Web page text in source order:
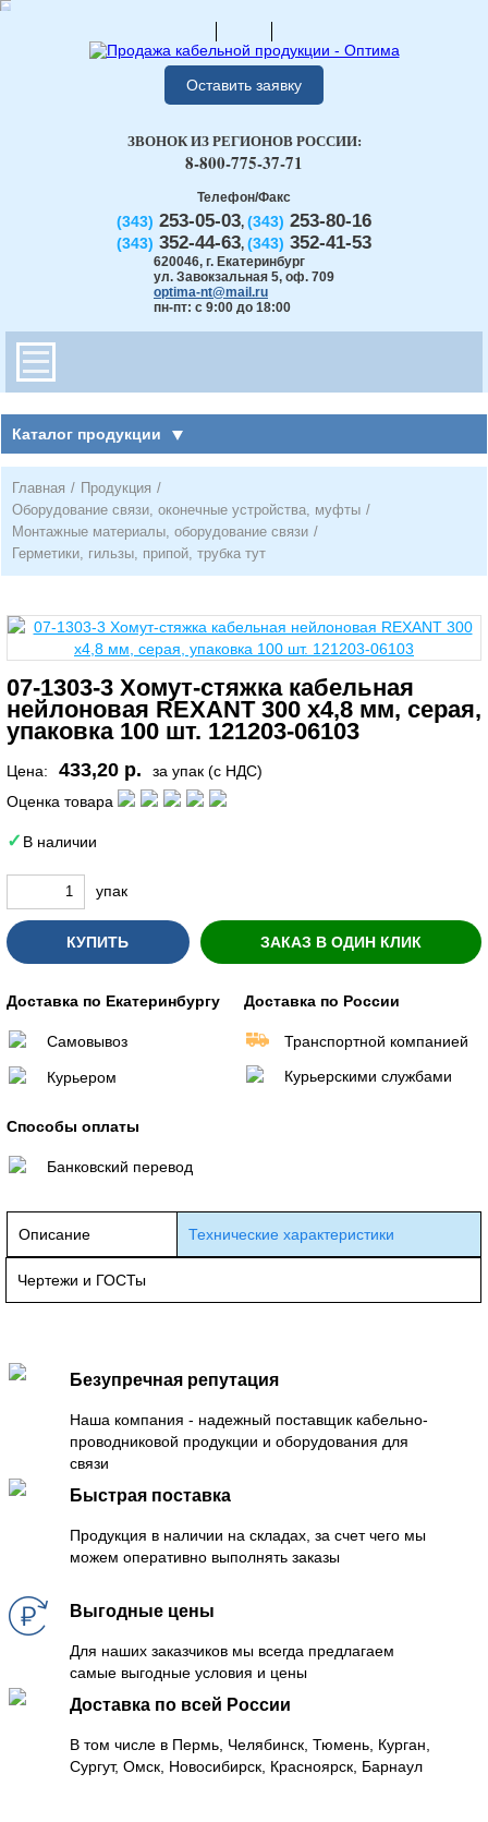
Оставить заявку
Телефон/Факс
(343) 253-05-03, (343) 253-80-16
(343) 352-44-63, (343) 352-41-53
620046, г. Екатеринбург
ул. Завокзальная 5, оф. 709
optima-nt@mail.ru
пн-пт: с 9:00 до 18:00
ЗВОНОК ИЗ РЕГИОНОВ РОССИИ:
8-800-775-37-71
Каталог продукции
Главная / Продукция /
Оборудование связи, оконечные устройства, муфты /
Монтажные материалы, оборудование связи /
Герметики, гильзы, припой, трубка тут
07-1303-3 Хомут-стяжка кабельная
нейлоновая REXANT 300 x4,8 мм, серая,
упаковка 100 шт. 121203-06103
Цена: 433,20 р.
за упак (с НДС)
Оценка товара
В наличии
упак
КУПИТЬ ЗАКАЗ В ОДИН КЛИК
Доставка по Екатеринбургу
Самовывоз
Курьером
Доставка по России
Транспортной компанией
Курьерскими службами
Способы оплаты
Банковский перевод
Описание Технические характеристики
Чертежи и ГОСТы
Безупречная репутация
Наша компания - надежный поставщик кабельно-
проводниковой продукции и оборудования для
связи
Быстрая поставка
Продукция в наличии на складах, за счет чего мы
можем оперативно выполнять заказы
Выгодные цены
Для наших заказчиков мы всегда предлагаем
самые выгодные условия и цены
Доставка по всей России
В том числе в Пермь, Челябинск, Тюмень, Курган,
Сургут, Омск, Новосибирск, Красноярск, Барнаул